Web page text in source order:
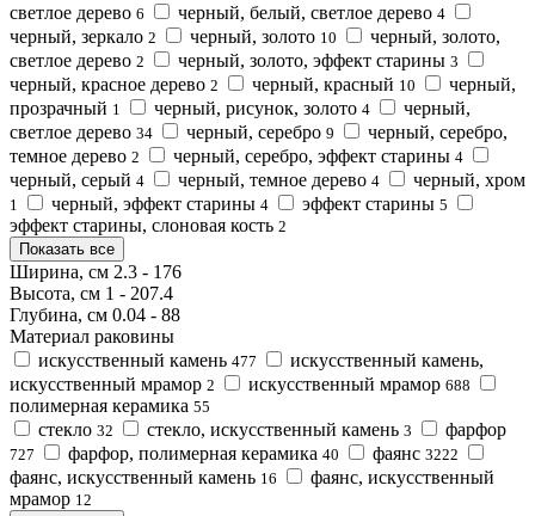
светлое дерево 6 черный, белый, светлое дерево 4
черный, зеркало 2 черный, золото 10
черный, золото,
светлое дерево 2 черный, золото, эффект старины 3
черный, красное дерево 2 черный, красный 10
черный,
прозрачный 1 черный, рисунок, золото 4
черный,
светлое дерево 34 черный, серебро 9
черный, серебро,
темное дерево 2 черный, серебро, эффект старины 4
черный, серый 4 черный, темное дерево 4 черный, хром
1 черный, эффект старины 4 эффект старины 5
эффект старины, слоновая кость 2
Показать все
Ширина, см 2.3 - 176
Высота, см 1 - 207.4
Глубина, см 0.04 - 88
Материал раковины
искусственный камень 477
искусственный камень,
искусственный мрамор 2 искусственный мрамор 688
полимерная керамика 55
стекло 32 стекло, искусственный камень 3 фарфор
727 фарфор, полимерная керамика 40 фаянс 3222
фаянс, искусственный камень 16
фаянс, искусственный
мрамор 12